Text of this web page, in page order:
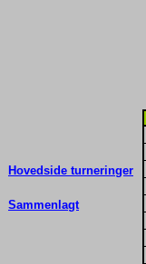
Hovedside turneringer
Sammenlagt